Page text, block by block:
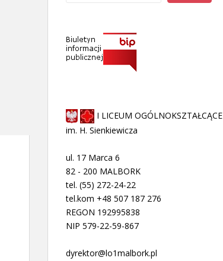
I LICEUM OGÓLNOKSZTAŁCĄCE
im. H. Sienkiewicza
ul. 17 Marca 6
82 - 200 MALBORK
tel. (55) 272-24-22
tel.kom +48 507 187 276
REGON 192995838
NIP 579-22-59-867
dyrektor@lo1malbork.pl